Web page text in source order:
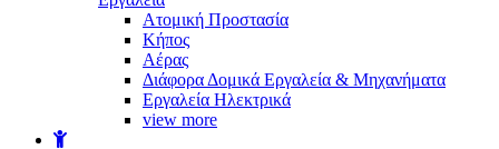
Aτομική Προστασία
Kήπος
Αέρας
Διάφορα Δομικά Εργαλεία & Μηχανήματα
Εργαλεία Ηλεκτρικά
view more